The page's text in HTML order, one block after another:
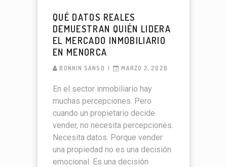
QUÉ DATOS REALES
DEMUESTRAN QUIÉN LIDERA
EL MERCADO INMOBILIARIO
EN MENORCA
BONNIN SANSO MARZO 2, 2026
En el sector inmobiliario hay
muchas percepciones. Pero
cuando un propietario decide
vender, no necesita percepciones.
Necesita datos. Porque vender
una propiedad no es una decisión
emocional. Es una decisión